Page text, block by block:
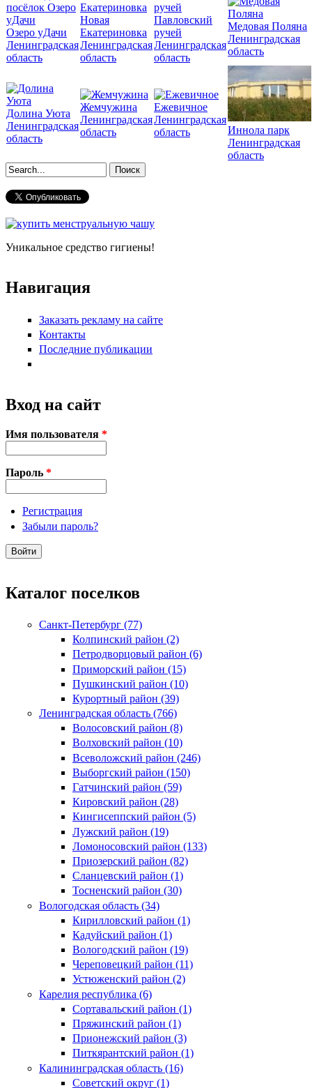
Озеро уДачи
Ленинградская
область
Новая
Екатериновка
Ленинградская
область
Павловский
ручей
Ленинградская
область
Медовая Поляна
Ленинградская
область
Долина Уюта
Ленинградская
область
Жемчужина
Ленинградская
область
Ежевичное
Ленинградская
область
Иннола парк
Ленинградская
область
Форма поиска
Уникальное средство гигиены!
Навигация
Заказать рекламу на сайте
Контакты
Последние публикации
Вход на сайт
Имя пользователя *
Пароль *
Регистрация
Забыли пароль?
Каталог поселков
Санкт-Петербург (77)
Колпинский район (2)
Петродворцовый район (6)
Приморский район (15)
Пушкинский район (10)
Курортный район (39)
Ленинградская область (766)
Волосовский район (8)
Волховский район (10)
Всеволожский район (246)
Выборгский район (150)
Гатчинский район (59)
Кировский район (28)
Кингисеппский район (5)
Лужский район (19)
Ломоносовский район (133)
Приозерский район (82)
Сланцевский район (1)
Тосненский район (30)
Вологодская область (34)
Кирилловский район (1)
Кадуйский район (1)
Вологодский район (19)
Череповецкий район (11)
Устюженский район (2)
Карелия республика (6)
Сортавальский район (1)
Пряжинский район (1)
Прионежский район (3)
Питкярантский район (1)
Калининградская область (16)
Советский округ (1)